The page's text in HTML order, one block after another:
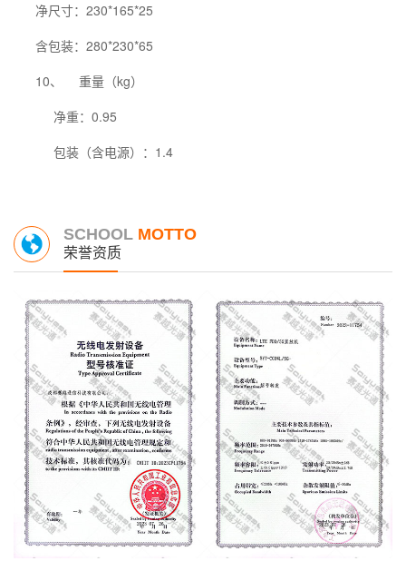
净尺寸：230*165*25
含包装：280*230*65
10、
重量（kg）
净重：0.95
包装（含电源）：1.4
SCHOOL MOTTO
荣誉资质